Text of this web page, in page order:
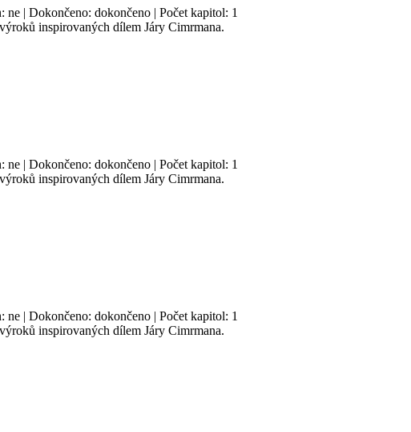
ne | Dokončeno: dokončeno | Počet kapitol: 1
inspirovaných dílem Járy Cimrmana.
ne | Dokončeno: dokončeno | Počet kapitol: 1
inspirovaných dílem Járy Cimrmana.
ne | Dokončeno: dokončeno | Počet kapitol: 1
inspirovaných dílem Járy Cimrmana.